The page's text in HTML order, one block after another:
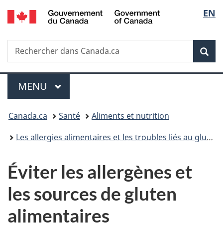
Passer
au
principal
Passer
à
Au
du
Passer
à
version
simplifiée
de
la
EN
Recherche
Rechercher
dans
Menu
MENU PRINCIPAL
Vous
êtes
Canada.ca Santé
Aliments et nutrition
Les allergies alimentaires et les troubles liés au gluten
Éviter les allergènes et
les sources de gluten
alimentaires